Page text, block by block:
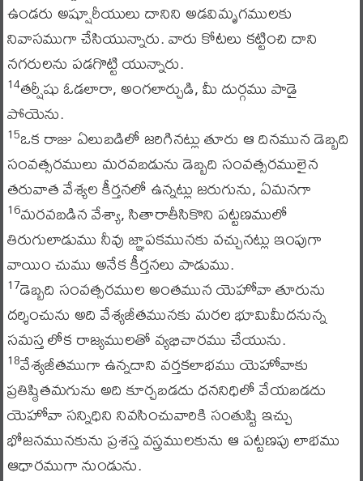
ఉండరు అష్షూరీయులు దానిని అడవిమృగములకు
నివాసముగా చేసియున్నారు. వారు కోటలు కట్టించి దాని
నగరులను పడగొట్టి యున్నారు.
14తర్షీషు ఓడలారా, అంగలార్చుడి, మీ దుర్గము పాడై
పోయెను.
15ఒక రాజు ఏలుబడిలో జరిగినట్లు తూరు ఆ దినమున డెబ్బది
సంవత్సరములు మరవబడును డెబ్బది సంవత్సరములైన
తరువాత వేశ్యల కీర్తనలో ఉన్నట్లు జరుగును, ఏమనగా
16మరవబడిన వేశ్యా, సితారాతీసికొని పట్టణములో
తిరుగులాడుము నీవు జ్ఞాపకమునకు వచ్చునట్లు ఇంపుగా
వాయిం చుము అనేక కీర్తనలు పాడుము.
17డెబ్బది సంవత్సరముల అంతమున యెహోవా తూరును
దర్శించును అది వేశ్యజీతమునకు మరల భూమిమీదనున్న
సమస్త లోక రాజ్యములతో వ్యభిచారము చేయును.
18వేశ్యజీతముగా ఉన్నదాని వర్తకలాభము యెహోవాకు
ప్రతిష్ఠితమగును అది కూర్చబడదు ధననిధిలో వేయబడదు
యెహోవా సన్నిధిని నివసించువారికి సంతుష్టి ఇచ్చు
భోజనమునకును ప్రశస్త వస్త్రములకును ఆ పట్టణపు లాభము
ఆధారముగా నుండును.